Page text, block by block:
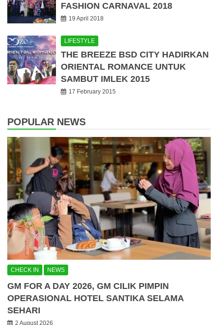
FASHION CARNAVAL 2018
19 April 2018
LIFESTYLE
THE BREEZE BSD CITY HADIRKAN
ORIENTAL ROMANCE UNTUK
SAMBUT IMLEK 2015
17 February 2015
POPULAR NEWS
CHECK IN NEWS
GM FOR A DAY 2026, GM CILIK PIMPIN
OPERASIONAL HOTEL SANTIKA SELAMA
SEHARI
2 August 2026